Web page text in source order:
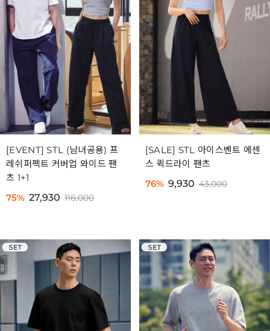
[EVENT] STL (남녀공용) 프
레쉬퍼펙트 커버업 와이드 팬
츠 1+1
75% 27,930 116,000
[SALE] STL 아이스벤트 에센
스 퀵드라이 팬츠
76% 9,930 43,000